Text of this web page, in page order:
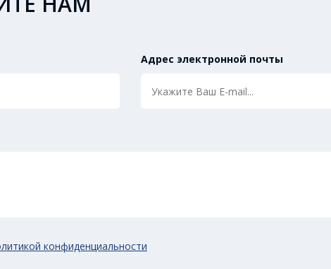
Адрес электронной почты
конфиденциальности